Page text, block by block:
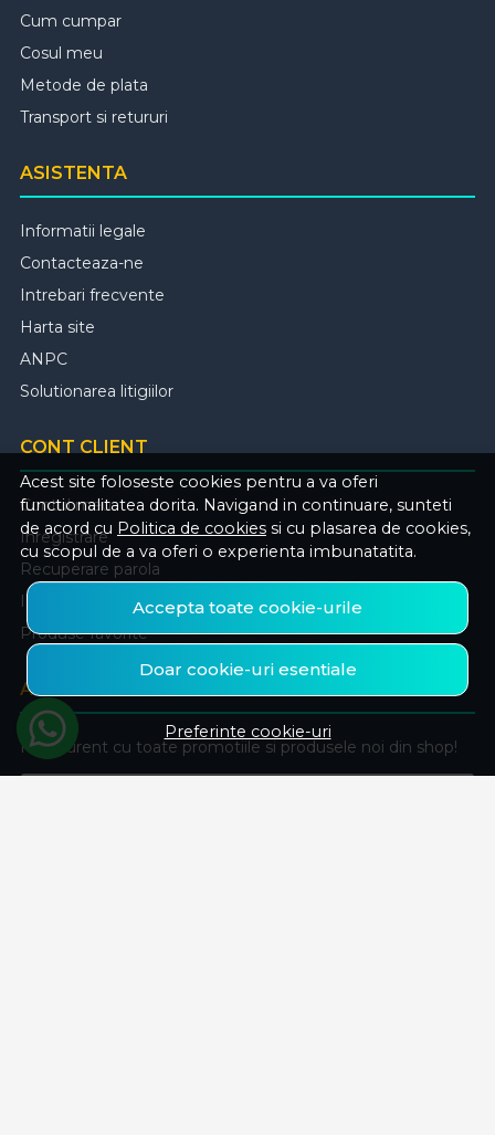
Acest site foloseste cookies pentru a va oferi
functionalitatea dorita. Navigand in continuare, sunteti
de acord cu Politica de cookies si cu plasarea de cookies,
cu scopul de a va oferi o experienta imbunatatita.
Accepta toate cookie-urile
Doar cookie-uri esentiale
Preferinte cookie-uri
Cum cumpar
Cosul meu
Metode de plata
Transport si retururi
ASISTENTA
Informatii legale
Contacteaza-ne
Intrebari frecvente
Harta site
ANPC
Solutionarea litigiilor
CONT CLIENT
Contul meu
Inregistrare
Recuperare parola
Istoric comenzi
Produse favorite
ABONEAZA-TE LA NEWSLETTER
Fii la curent cu toate promotiile si produsele noi din shop!